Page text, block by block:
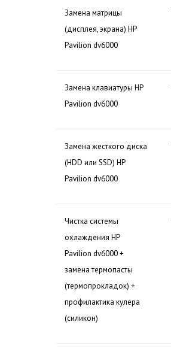
Замена матрицы
(дисплея, экрана) HP
Pavilion dv6000
Замена клавиатуры HP
Pavilion dv6000
Замена жесткого диска
(HDD или SSD) HP
Pavilion dv6000
Чистка системы
охлаждения HP
Pavilion dv6000 +
замена термопасты
(термопрокладок) +
профилактика кулера
(силикон)